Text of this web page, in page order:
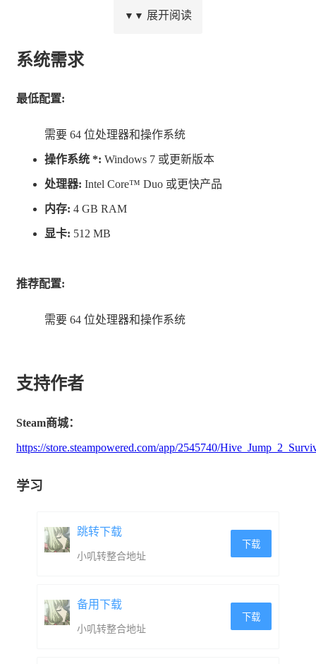
开火，或者亲自瞄准以更好地控制混乱局面。
多种选择下，每位跳跃者都有各自独特的属性，这
决定了他们的速度、射速和生命值等等。
永久升级道具——解锁永久技能，让你的跳跃者在
▼▼ 展开阅读
系统需求
最低配置:
需要 64 位处理器和操作系统
操作系统 *: Windows 7 或更新版本
处理器: Intel Core™ Duo 或更快产品
内存: 4 GB RAM
显卡: 512 MB
推荐配置:
需要 64 位处理器和操作系统
支持作者
Steam商城：
https://store.steampowered.com/app/2545740/
学习
跳转下载
小叽转整合地址
下载
备用下载
小叽转整合地址
下载